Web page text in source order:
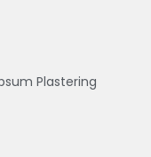
Plastering